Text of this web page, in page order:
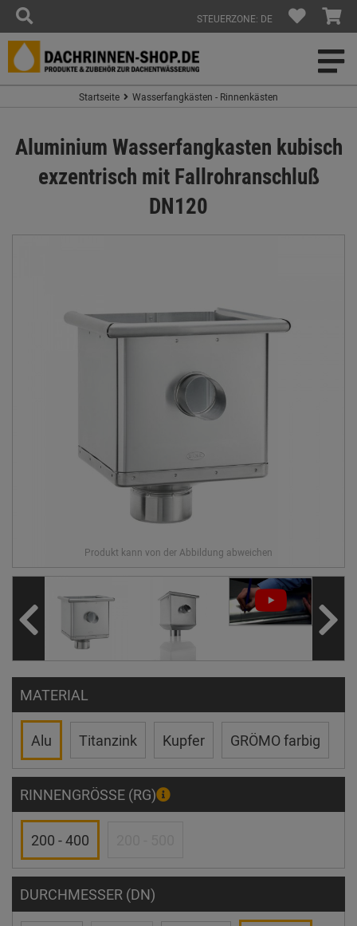
STEUERZONE: DE
Startseite Wasserfangkästen - Rinnenkästen
Aluminium Wasserfangkasten kubisch
exzentrisch mit Fallrohranschluß
DN120
MATERIAL
Alu Titanzink Kupfer GRÖMO farbig
RINNENGRÖSSE (RG)
200 - 400
DURCHMESSER (DN)